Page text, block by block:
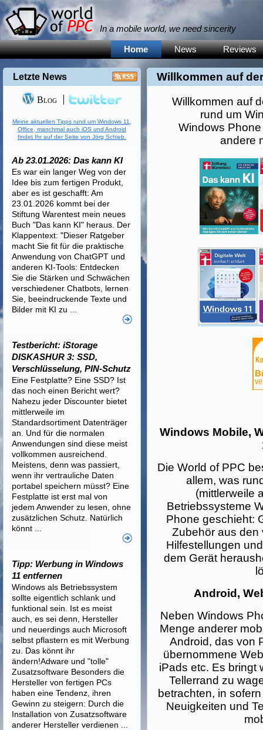
In a mobile world, we need sincerity
Home News Reviews
Willkommen auf
Willkommen auf
rund um
Windows
andere
Windows Mobile,
Die World of PPC
allem, was
(mittlerweile
Betriebssysteme
Phone geschieht:
Zubehör aus den
Hilfestellungen
dem Gerät
Android,
Neben Windows
Menge anderer
Android, das von
übernommene
iPads etc. Es bringt
Tellerrand zu
betrachten, in
Neuigkeiten und
Letzte News
Blog
Meine aktuellen Tipps rund um Windows 11,
Office, manchmal auch iOS und Android
findet Ihr auf der Seite von Jörg Schieb.
Ab 23.01.2026: Das kann KI
Es war ein langer Weg von der
Idee bis zum fertigen Produkt,
aber es ist geschafft: Am
23.01.2026 kommt bei der
Stiftung Warentest mein neues
Buch "Das kann KI" heraus. Der
Klappentext: "Dieser Ratgeber
macht Sie fit für die praktische
Anwendung von ChatGPT und
anderen KI-Tools: Entdecken
Sie die Stärken und Schwächen
verschiedener Chatbots, lernen
Sie, beeindruckende Texte und
Bilder mit KI zu ...
Testbericht: iStorage
DISKASHUR 3: SSD,
Verschlüsselung, PIN-Schutz
Eine Festplatte? Eine SSD? Ist
das noch einen Bericht wert?
Nahezu jeder Discounter bietet
mittlerweile im
Standardsortiment Datenträger
an. Und für die normalen
Anwendungen sind diese meist
vollkommen ausreichend.
Meistens, denn was passiert,
wenn ihr vertrauliche Daten
portabel speichern müsst? Eine
Festplatte ist erst mal von
jedem Anwender zu lesen, ohne
zusätzlichen Schutz. Natürlich
könnt ...
Tipp: Werbung in Windows
11 entfernen
Windows als Betriebssystem
sollte eigentlich schlank und
funktional sein. Ist es meist
auch, es sei denn, Hersteller
und neuerdings auch Microsoft
selbst pflastern es mit Werbung
zu. Das könnt ihr
ändern!Adware und "tolle"
Zusatzsoftware Besonders die
Hersteller von fertigen PCs
haben eine Tendenz, ihren
Gewinn zu steigern: Durch die
Installation von Zusatzsoftware
anderer Hersteller verdienen ...